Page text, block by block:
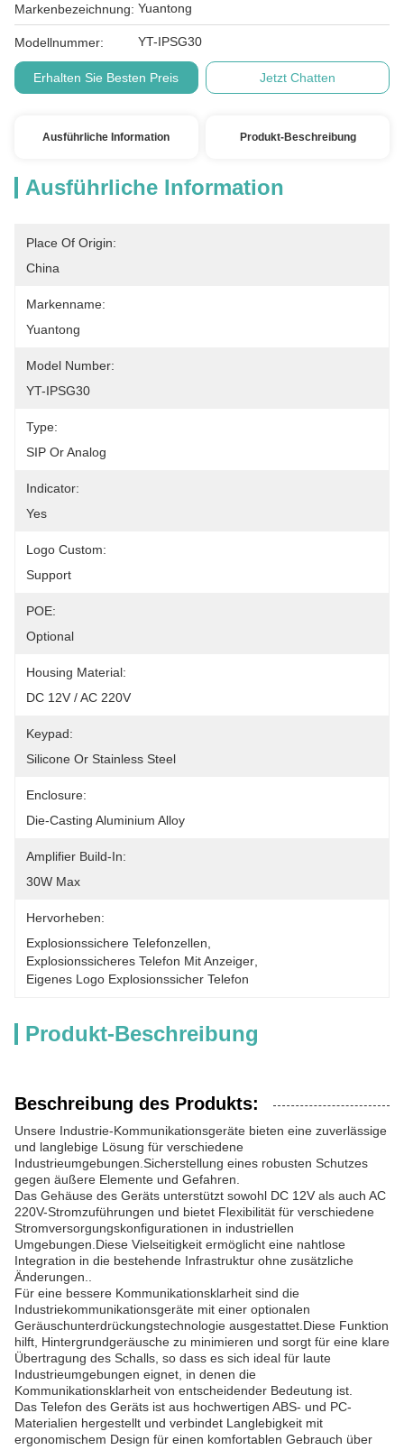
Markenbezeichnung: Yuantong
Modellnummer: YT-IPSG30
Erhalten Sie Besten Preis Jetzt Chatten
Ausführliche Information Produkt-Beschreibung
Ausführliche Information
Place Of Origin:
China
Markenname:
Yuantong
Model Number:
YT-IPSG30
Type:
SIP Or Analog
Indicator:
Yes
Logo Custom:
Support
POE:
Optional
Housing Material:
DC 12V / AC 220V
Keypad:
Silicone Or Stainless Steel
Enclosure:
Die-Casting Aluminium Alloy
Amplifier Build-In:
30W Max
Hervorheben:
Explosionssichere Telefonzellen
Explosionssicheres Telefon Mit Anzeiger
Eigenes Logo Explosionssicher Telefon
Produkt-Beschreibung
Beschreibung des Produkts:
Unsere Industrie-Kommunikationsgeräte bieten eine zuverlässige
und langlebige Lösung für verschiedene
Industrieumgebungen.Sicherstellung eines robusten Schutzes
gegen äußere Elemente und Gefahren.
Das Gehäuse des Geräts unterstützt sowohl DC 12V als auch AC
220V-Stromzuführungen und bietet Flexibilität für verschiedene
Stromversorgungskonfigurationen in industriellen
Umgebungen.Diese Vielseitigkeit ermöglicht eine nahtlose
Integration in die bestehende Infrastruktur ohne zusätzliche
Änderungen..
Für eine bessere Kommunikationsklarheit sind die
Industriekommunikationsgeräte mit einer optionalen
Geräuschunterdrückungstechnologie ausgestattet.Diese Funktion
hilft, Hintergrundgeräusche zu minimieren und sorgt für eine klare
Übertragung des Schalls, so dass es sich ideal für laute
Industrieumgebungen eignet, in denen die
Kommunikationsklarheit von entscheidender Bedeutung ist.
Das Telefon des Geräts ist aus hochwertigen ABS- und PC-
Materialien hergestellt und verbindet Langlebigkeit mit
ergonomischem Design für einen komfortablen Gebrauch über